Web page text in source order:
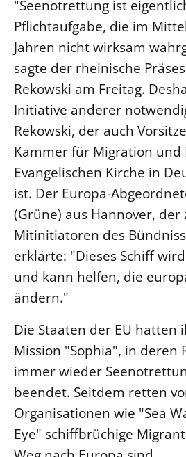
"Seenotrettung ist
Pflichtaufgabe, die im
Jahren nicht wirksam
sagte der rheinische
Rekowski am Freitag.
Initiative anderer
Rekowski, der auch
Kammer für Migration
Evangelischen Kirche in
ist. Der Europa-
(Grüne) aus Hannover, der
Mitinitiatoren des
erklärte: "Dieses Schiff
und kann helfen, die
ändern."
Die Staaten der EU hatten
Mission "Sophia", in deren
immer wieder
beendet. Seitdem retten
Organisationen wie "Sea
Eye" schiffbrüchige
Jahresgespräche
Kantine Speiseplan
Kirchliches Amtsblatt
Kirchliche Verwaltung
Kunstreferat
Öffentlichkeitsarbeit
Personalausschuss
Projektmanagement
Recht
Terminstundenplaner